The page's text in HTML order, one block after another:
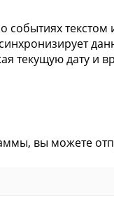
событиях
текущую дату и
вы можете